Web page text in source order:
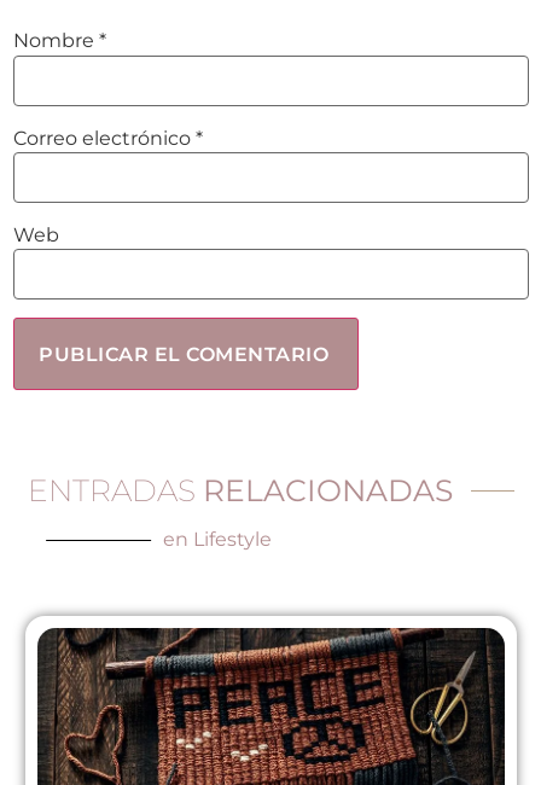
Nombre *
Correo electrónico *
Web
ENTRADAS RELACIONADAS
en Lifestyle